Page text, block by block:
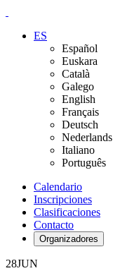
ES
Español
Euskara
Català
Galego
English
Français
Deutsch
Nederlands
Italiano
Português
Calendario
Inscripciones
Clasificaciones
Contacto
Organizadores
28JUN